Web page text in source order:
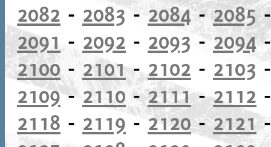
2082 - 2083-2084-2085
2091 - 2092 - 2093 - 2094
2100- 2101-2102 - 2103
2109- 2110-2111-2112
2118 - 2119-2120-2121